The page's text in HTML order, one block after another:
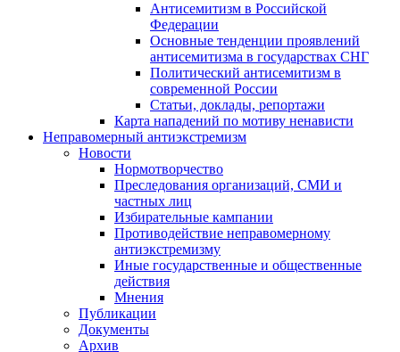
Антисемитизм в Российской
Федерации
Основные тенденции проявлений
антисемитизма в государствах СНГ
Политический антисемитизм в
современной России
Статьи, доклады, репортажи
Карта нападений по мотиву ненависти
Неправомерный антиэкстремизм
Новости
Нормотворчество
Преследования организаций, СМИ и
частных лиц
Избирательные кампании
Противодействие неправомерному
антиэкстремизму
Иные государственные и общественные
действия
Мнения
Публикации
Документы
Архив